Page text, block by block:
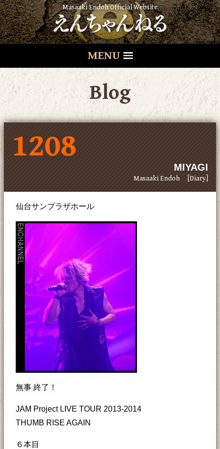
Masaaki Endoh Official Website
MENU
Blog
1208
MIYAGI
Masaaki Endoh [Diary]
仙台サンプラザホール
無事 終了！
JAM Project LIVE TOUR 2013-2014
THUMB RISE AGAIN
６本目